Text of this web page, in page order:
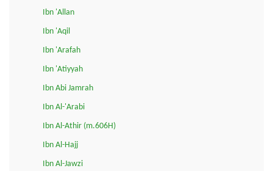
Ibn 'Allan
Ibn 'Aqil
Ibn 'Arafah
Ibn 'Atiyyah
Ibn Abi Jamrah
Ibn Al-'Arabi
Ibn Al-Athir (m.606H)
Ibn Al-Hajj
Ibn Al-Jawzi